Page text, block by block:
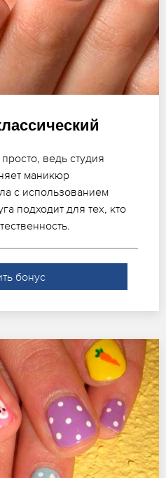
ведь студия
маникюр
с использованием
подходит для тех, кто
бонус